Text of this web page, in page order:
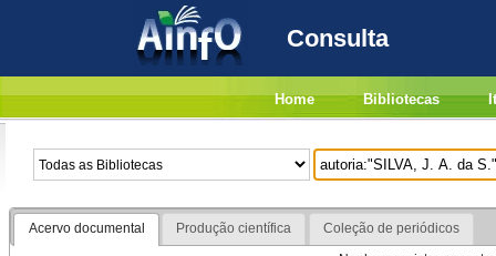
Consulta
Home Bibliotecas
Acervo documental Produção científica
Coleção de periódicos